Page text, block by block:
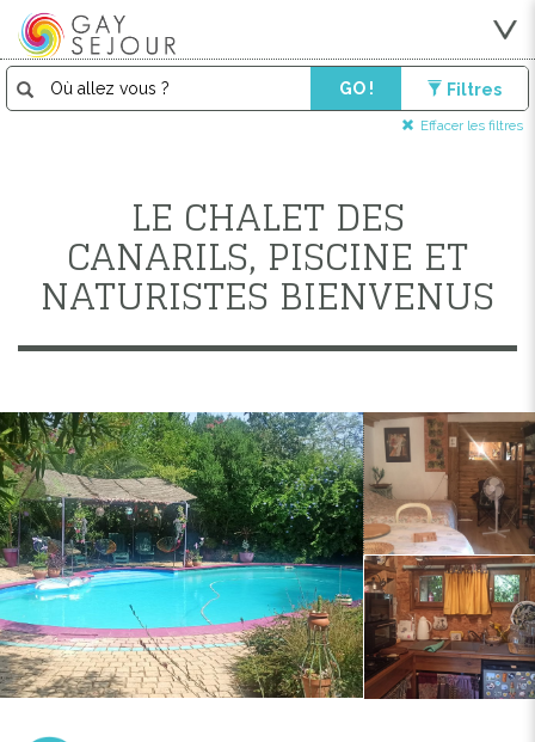
GO ! Filtres
Effacer les filtres
LE CHALET DES
CANARILS, PISCINE ET
NATURISTES BIENVENUS